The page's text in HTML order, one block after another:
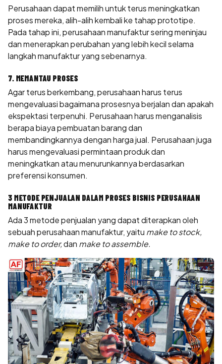
Perusahaan dapat memilih untuk terus meningkatkan
proses mereka, alih-alih kembali ke tahap prototipe.
Pada tahap ini, perusahaan manufaktur sering meninjau
dan menerapkan perubahan yang lebih kecil selama
langkah manufaktur yang sebenarnya.
7. MEMANTAU PROSES
Agar terus berkembang, perusahaan harus terus
mengevaluasi bagaimana prosesnya berjalan dan apakah
ekspektasi terpenuhi. Perusahaan harus menganalisis
berapa biaya pembuatan barang dan
membandingkannya dengan harga jual. Perusahaan juga
harus mengevaluasi permintaan produk dan
meningkatkan atau menurunkannya berdasarkan
preferensi konsumen.
3 METODE PENJUALAN DALAM PROSES BISNIS PERUSAHAAN
MANUFAKTUR
Ada 3 metode penjualan yang dapat diterapkan oleh
sebuah perusahaan manufaktur, yaitu make to stock,
make to order,dan make to assemble.